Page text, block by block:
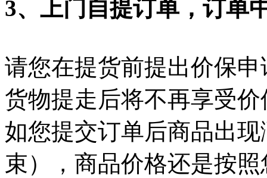
3、上门自提订单，订单
请您在提货前提出价保
货物提走后将不再享受价
如您提交订单后商品出
束），商品价格还是按